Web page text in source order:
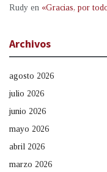
Rudy en «Gracias, por
Archivos
agosto 2026
julio 2026
junio 2026
mayo 2026
abril 2026
marzo 2026